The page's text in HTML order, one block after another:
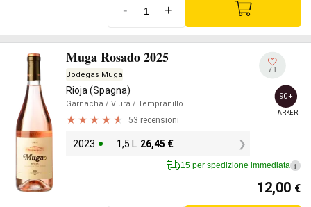
- +
Muga Rosado 2025
Bodegas Muga
Rioja (Spagna)
Garnacha / Viura / Tempranillo
53 recensioni
2023 1,5 L 26,45 €
71
90+
PARKER
15 per spedizione immediata i
12,00 €